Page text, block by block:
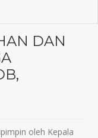
DAN
oleh Kepala